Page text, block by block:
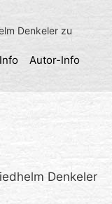
Denkeler zu
Autor-Info
Denkeler